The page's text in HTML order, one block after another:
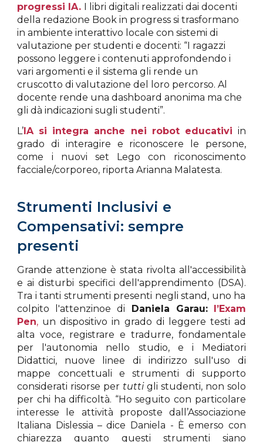
progressi IA. I libri digitali realizzati dai docenti
della redazione Book in progress si trasformano
in ambiente interattivo locale con sistemi di
valutazione per studenti e docenti: “I ragazzi
possono leggere i contenuti approfondendo i
vari argomenti e il sistema gli rende un
cruscotto di valutazione del loro percorso. Al
docente rende una dashboard anonima ma che
gli dà indicazioni sugli studenti”.
L’IA si integra anche nei robot educativi in
grado di interagire e riconoscere le persone,
come i nuovi set Lego con riconoscimento
facciale/corporeo, riporta Arianna Malatesta.
Strumenti Inclusivi e
Compensativi: sempre
presenti
Grande attenzione è stata rivolta all'accessibilità
e ai disturbi specifici dell'apprendimento (DSA).
Tra i tanti strumenti presenti negli stand, uno ha
colpito l'attenzinoe di Daniela Garau:
l’Exam
Pen, un dispositivo in grado di leggere testi ad
alta voce, registrare e tradurre, fondamentale
per l'autonomia nello studio, e i Mediatori
Didattici, nuove linee di indirizzo sull'uso di
mappe concettuali e strumenti di supporto
considerati risorse per tuttigli studenti, non solo
per chi ha difficoltà. “Ho seguito con particolare
interesse le attività proposte dall’Associazione
Italiana Dislessia – dice Daniela - È emerso con
chiarezza quanto questi strumenti siano